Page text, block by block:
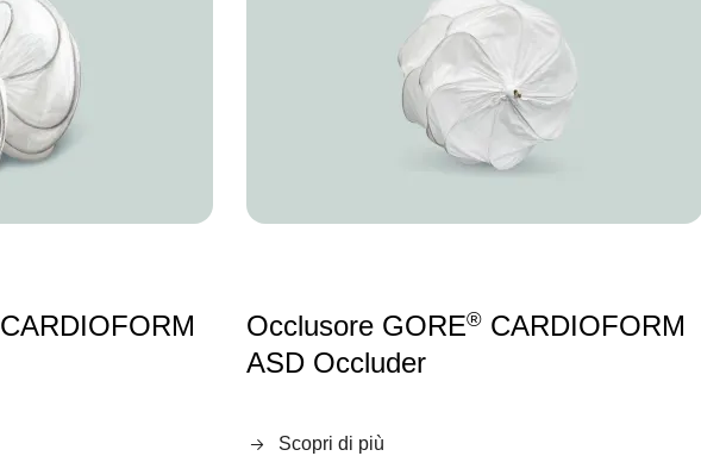
CARDIOFORM
Occlusore GORE® CARDIOFORM
ASD Occluder
Scopri di più